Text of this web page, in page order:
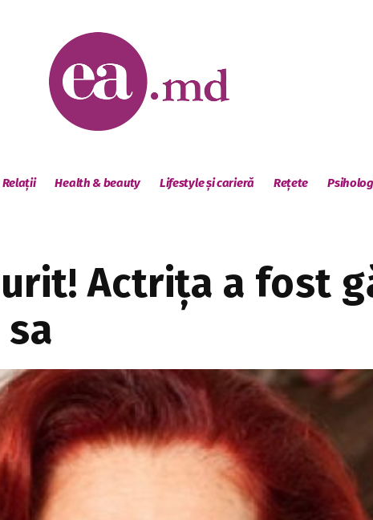
Relații Health & beauty Lifestyle și carieră Rețete
Actrița a fost